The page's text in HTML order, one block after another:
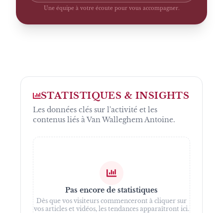
Une équipe à votre écoute pour vous accompagner.
STATISTIQUES & INSIGHTS
Les données clés sur l'activité et les
contenus liés àVan Walleghem Antoine.
Pas encore de statistiques
Dès que vos visiteurs commenceront à cliquer sur
vos articles et vidéos, les tendances apparaîtront ici.